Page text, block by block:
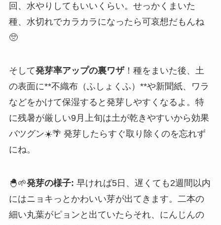
回、水やりしてもいいくらい。せっかくまいた
種、水切れでカラカラになったら可哀想だもんね
🥺
そして発芽率アップの裏ワザ！種をまいた後、土
の表面に**不織布（ふしょくふ）**や新聞紙、ワラ
などをかけて保湿すると発芽しやすくなるよ。特
に残暑が厳しい9月上旬は土が乾きやすいから効果
バツグン☀️🌴 発芽したらすぐ取り除くのを忘れず
にね。
🐣🌱発芽の様子: 早ければ5日、遅くても2週間以内
にはニョキっとかわいい芽が出てきます。二本の
細い丸葉がピョンと出ていたらそれ、にんじんの